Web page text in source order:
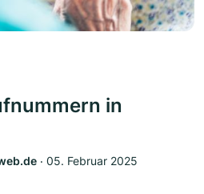
in
‧ 05. Februar 2025